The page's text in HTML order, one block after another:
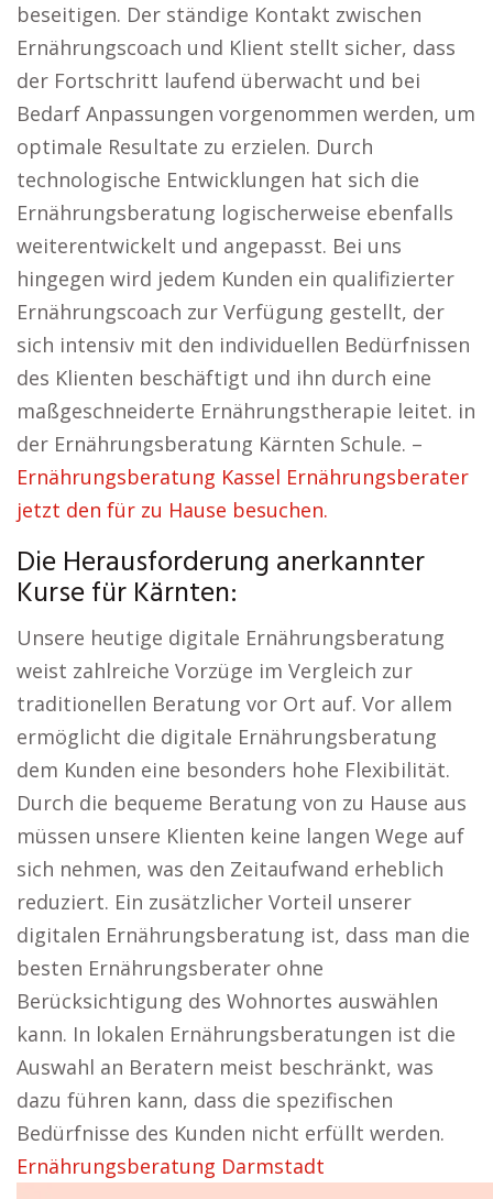
beseitigen. Der ständige Kontakt zwischen
Ernährungscoach und Klient stellt sicher, dass
der Fortschritt laufend überwacht und bei
Bedarf Anpassungen vorgenommen werden, um
optimale Resultate zu erzielen. Durch
technologische Entwicklungen hat sich die
Ernährungsberatung logischerweise ebenfalls
weiterentwickelt und angepasst. Bei uns
hingegen wird jedem Kunden ein qualifizierter
Ernährungscoach zur Verfügung gestellt, der
sich intensiv mit den individuellen Bedürfnissen
des Klienten beschäftigt und ihn durch eine
maßgeschneiderte Ernährungstherapie leitet. in
der Ernährungsberatung Kärnten Schule. –
Ernährungsberatung Kassel Ernährungsberater
jetzt den für zu Hause besuchen.
Die Herausforderung anerkannter
Kurse für Kärnten:
Unsere heutige digitale Ernährungsberatung
weist zahlreiche Vorzüge im Vergleich zur
traditionellen Beratung vor Ort auf. Vor allem
ermöglicht die digitale Ernährungsberatung
dem Kunden eine besonders hohe Flexibilität.
Durch die bequeme Beratung von zu Hause aus
müssen unsere Klienten keine langen Wege auf
sich nehmen, was den Zeitaufwand erheblich
reduziert. Ein zusätzlicher Vorteil unserer
digitalen Ernährungsberatung ist, dass man die
besten Ernährungsberater ohne
Berücksichtigung des Wohnortes auswählen
kann. In lokalen Ernährungsberatungen ist die
Auswahl an Beratern meist beschränkt, was
dazu führen kann, dass die spezifischen
Bedürfnisse des Kunden nicht erfüllt werden.
Ernährungsberatung Darmstadt